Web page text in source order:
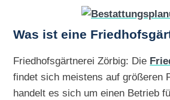
Was ist eine
Friedhofsgärtnerei Zörbig: Die
findet sich meistens auf größeren
handelt es sich um einen Betrieb